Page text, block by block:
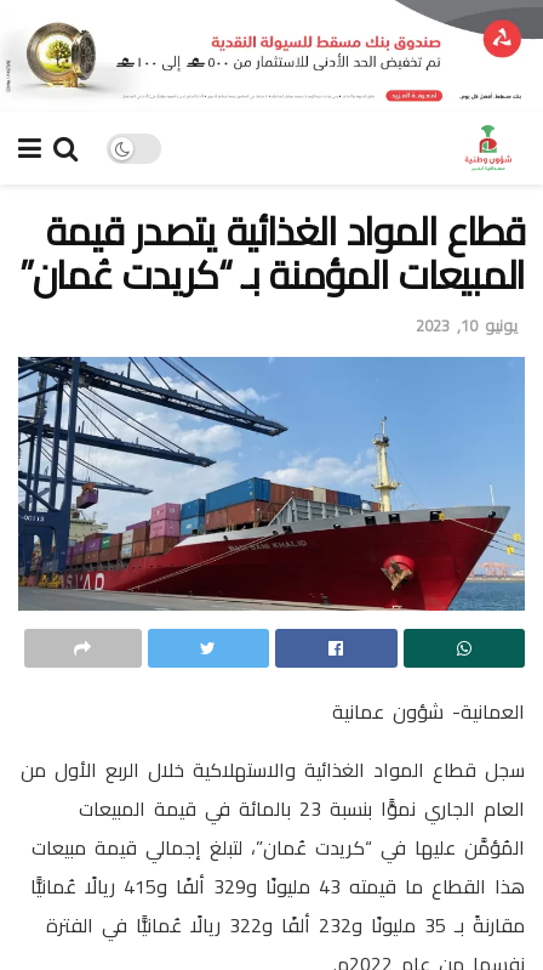
قطاع المواد الغذائية يتصدر قيمة
المبيعات المؤمنة بـ “كريدت عُمان”
يونيو 10, 2023
العمانية- شؤون عمانية
سجل قطاع المواد الغذائية والاستهلاكية خلال الربع الأول من
العام الجاري نموًّا بنسبة 23 بالمائة في قيمة المبيعات
المُؤمَّن عليها في “كريدت عُمان”، لتبلغ إجمالي قيمة مبيعات
هذا القطاع ما قيمته 43 مليونًا و329 ألفًا و415 ريالًا عُمانيًّا
مقارنةً بـ 35 مليونًا و232 ألفًا و322 ريالًا عُمانيًّا في الفترة